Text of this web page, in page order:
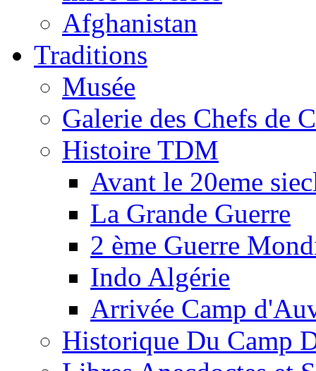
Afghanistan
Traditions
Musée
Galerie des Chefs de
Histoire TDM
Avant le 20eme
La Grande Guerre
2 ème Guerre
Indo Algérie
Arrivée Camp
Historique Du Camp